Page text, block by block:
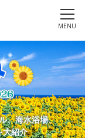
MENU
、海水浴場、
大紹介